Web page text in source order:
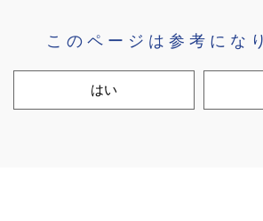
このページは参考にな
はい